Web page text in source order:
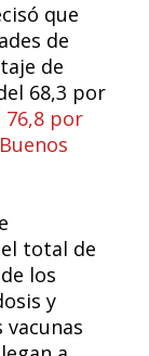
que
de
de
68,3 por
76,8 por
total de
los
y
vacunas